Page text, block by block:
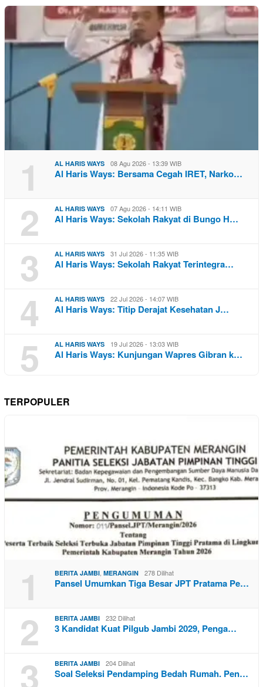
1 AL HARIS WAYS 08 Agu 2026 - 13:39 WIB
Al Haris Ways: Bersama Cegah IRET, Narko…
2 AL HARIS WAYS 07 Agu 2026 - 14:11 WIB
Al Haris Ways: Sekolah Rakyat di Bungo H…
3 AL HARIS WAYS 31 Jul 2026 - 11:35 WIB
Al Haris Ways: Sekolah Rakyat Terintegra…
4 AL HARIS WAYS 22 Jul 2026 - 14:07 WIB
Al Haris Ways: Titip Derajat Kesehatan J…
5 AL HARIS WAYS 19 Jul 2026 - 13:03 WIB
Al Haris Ways: Kunjungan Wapres Gibran k…
TERPOPULER
1 BERITA JAMBI MERANGIN 278 Dilihat
Pansel Umumkan Tiga Besar JPT Pratama Pe…
2 BERITA JAMBI 232 Dilihat
3 Kandidat Kuat Pilgub Jambi 2029, Penga…
3 BERITA JAMBI 204 Dilihat
Soal Seleksi Pendamping Bedah Rumah. Pen…